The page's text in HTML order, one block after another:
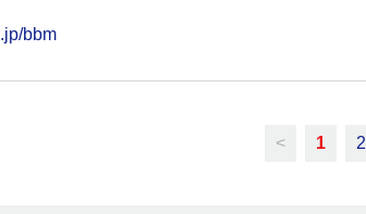
bbm
< 1 2